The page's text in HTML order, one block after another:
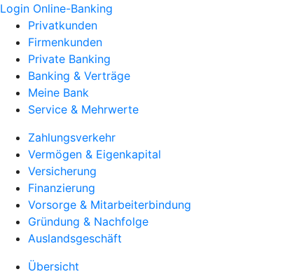
Login Online-Banking
Privatkunden
Firmenkunden
Private Banking
Banking & Verträge
Meine Bank
Service & Mehrwerte
Zahlungsverkehr
Vermögen & Eigenkapital
Versicherung
Finanzierung
Vorsorge & Mitarbeiterbindung
Gründung & Nachfolge
Auslandsgeschäft
Übersicht